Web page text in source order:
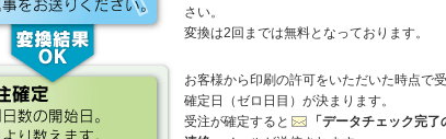
さい。
変換は2回までは無料となっております。
お客様から印刷の許可をいただいた時点で
確定日（ゼロ日目）が決まります。
受注が確定すると
「データチェック完了